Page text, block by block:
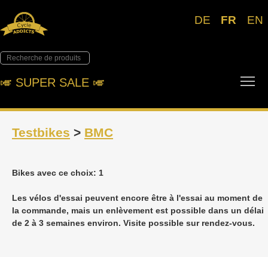
DE FR EN
🎺︎ SUPER SALE 🎺︎
Testbikes > BMC
Bikes avec ce choix: 1
Les vélos d'essai peuvent encore être à l'essai au moment de
la commande, mais un enlèvement est possible dans un délai
de 2 à 3 semaines environ. Visite possible sur rendez-vous.